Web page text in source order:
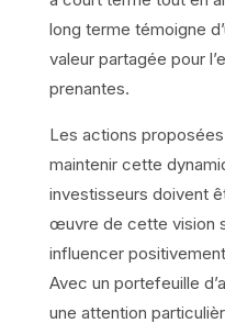
long terme témoigne
valeur partagée pour
prenantes.
Les actions
maintenir cette
investisseurs doivent
œuvre de cette vision
influencer
Avec un portefeuille
une attention